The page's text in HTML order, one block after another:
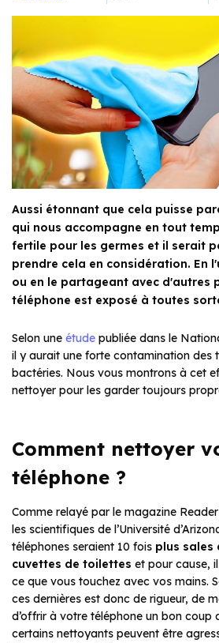
Aussi étonnant que cela puisse
qui nous accompagne en tout
fertile pour les germes et il serait
prendre cela en considération. En
ou en le partageant avec d'autres
téléphone est exposé à toutes
Selon une étude publiée dans le
il y aurait une forte contamination des
bactéries. Nous vous montrons à cet
nettoyer pour les garder toujours
Comment nettoyer
téléphone ?
Comme relayé par le magazine
les scientifiques de l’Université
téléphones seraient 10 fois plus sales
cuvettes de toilettes et pour cause,
ce que vous touchez avec vos mains.
ces dernières est donc de rigueur, de
d’offrir à votre téléphone un bon coup
certains nettoyants peuvent être